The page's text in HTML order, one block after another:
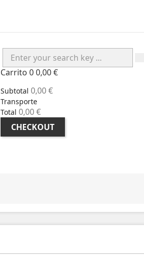
Carrito 0 0,00 €
Subtotal 0,00 €
Transporte
Total 0,00 €
CHECKOUT